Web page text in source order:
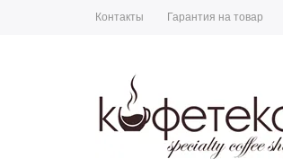
Контакты Гарантия на товар